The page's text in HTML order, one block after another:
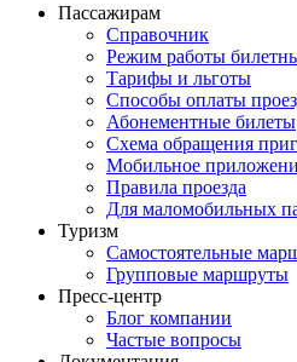
Пассажирам
Справочник
Режим работы
Тарифы и льготы
Способы оплаты
Абонементные билеты
Схема обращения
Мобильное
Правила проезда
Для маломобильных
Туризм
Самостоятельные
Групповые маршруты
Пресс-центр
Блог компании
Частые вопросы